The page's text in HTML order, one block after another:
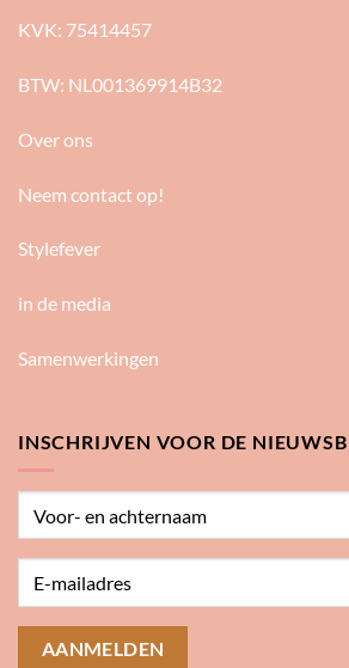
KVK: 75414457
BTW: NL001369914B32
Over ons
Neem contact op!
Stylefever
in de media
Samenwerkingen
INSCHRIJVEN VOOR DE